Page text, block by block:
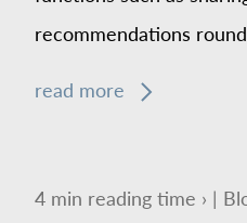
recommendations
read more
4 min reading time › |